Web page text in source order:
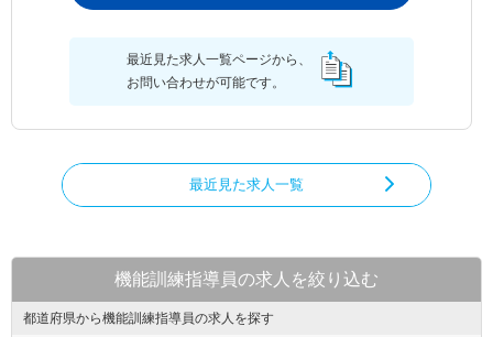
最近見た求人一覧ページから、
お問い合わせが可能です。
最近見た求人一覧
機能訓練指導員の求人を絞り込む
都道府県から機能訓練指導員の求人を探す